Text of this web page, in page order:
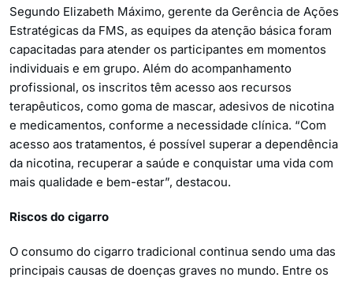
Segundo Elizabeth Máximo, gerente da Gerência de Ações
Estratégicas da FMS, as equipes da atenção básica foram
capacitadas para atender os participantes em momentos
individuais e em grupo. Além do acompanhamento
profissional, os inscritos têm acesso aos recursos
terapêuticos, como goma de mascar, adesivos de nicotina
e medicamentos, conforme a necessidade clínica. “Com
acesso aos tratamentos, é possível superar a dependência
da nicotina, recuperar a saúde e conquistar uma vida com
mais qualidade e bem-estar”, destacou.
Riscos do cigarro
O consumo do cigarro tradicional continua sendo uma das
principais causas de doenças graves no mundo. Entre os